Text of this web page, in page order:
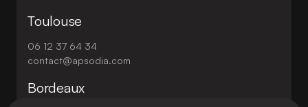
Toulouse
06 12 37 64 34
contact@apsodia.com
Bordeaux